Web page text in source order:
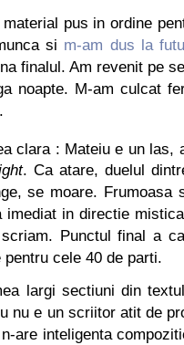
pus in ordine
si m-am dus la
finalul. Am revenit pe
noapte. M-am culcat
clara : Mateiu e un las,
. Ca atare, duelul
se moare. Frumoasa
imediat in directie
Punctul final a
cele 40 de parti.
largi sectiuni din
nu e un scriitor atit de
are inteligenta